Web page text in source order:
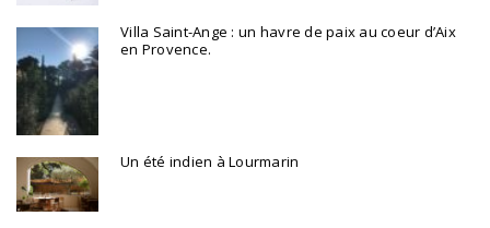
Villa Saint-Ange : un havre de paix au coeur d’Aix
en Provence.
Un été indien à Lourmarin